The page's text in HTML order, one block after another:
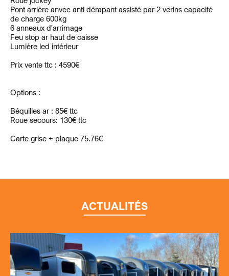
Pont arrière anvec anti dérapant assisté par 2 verins capacité
de charge 600kg
6 anneaux d'arrimage
Feu stop ar haut de caisse
Lumière led intérieur
Prix vente ttc : 4590€
Options :
Béquilles ar : 85€ ttc
Roue secours: 130€ ttc
Carte grise + plaque 75.76€
ACTUALITÉS